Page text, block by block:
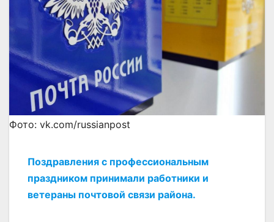
Фото: vk.com/russianpost
Поздравления с профессиональным
праздником принимали работники и
ветераны почтовой связи района.